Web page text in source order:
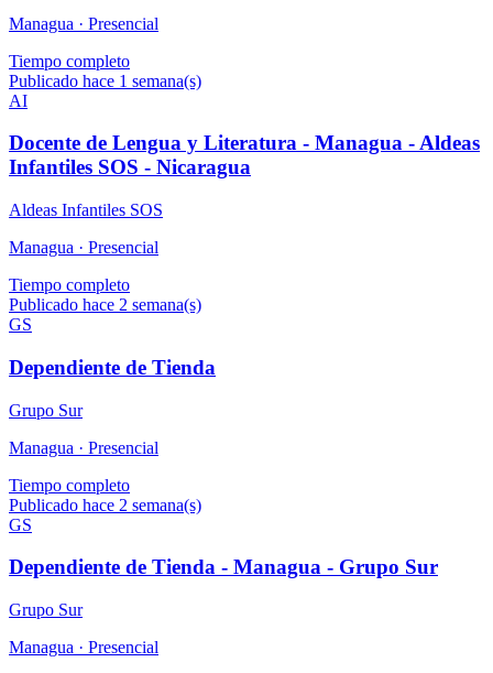
Managua · Presencial
Tiempo completo
Publicado hace 1 semana(s)
AI
Docente de Lengua y Literatura - Managua - Aldeas
Infantiles SOS - Nicaragua
Aldeas Infantiles SOS
Managua · Presencial
Tiempo completo
Publicado hace 2 semana(s)
GS
Dependiente de Tienda
Grupo Sur
Managua · Presencial
Tiempo completo
Publicado hace 2 semana(s)
GS
Dependiente de Tienda - Managua - Grupo Sur
Grupo Sur
Managua · Presencial